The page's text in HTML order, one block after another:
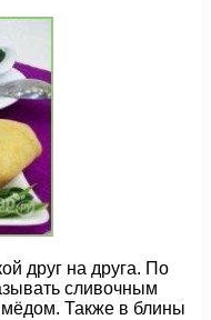
друг на друга. По
сливочным
Также в блины